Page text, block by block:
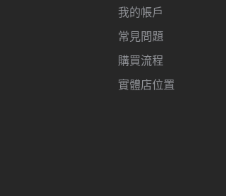
我的帳戶
常見問題
購買流程
實體店位置